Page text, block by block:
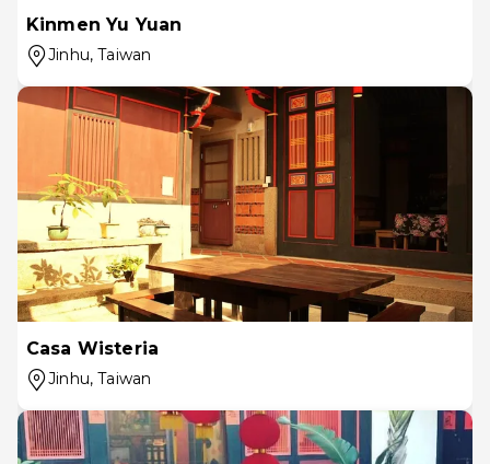
Kinmen Yu Yuan
Jinhu, Taiwan
Casa Wisteria
Jinhu, Taiwan